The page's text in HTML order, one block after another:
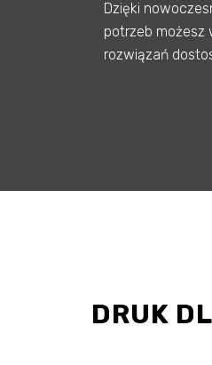
Dzięki
potrzeb możesz
rozwiązań
DRUK